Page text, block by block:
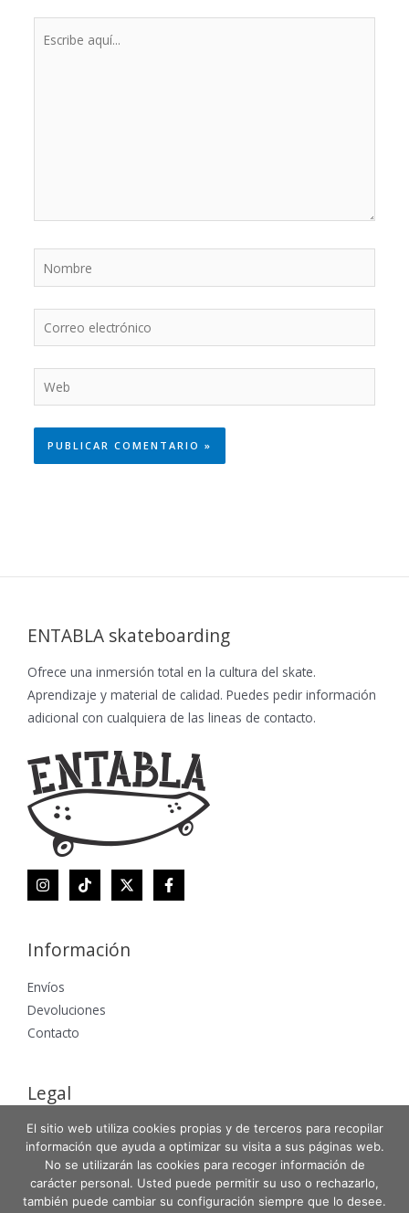
Nombre
electrónico
ENTABLA skateboarding
Ofrece una inmersión total en la cultura del skate.
Aprendizaje y material de calidad. Puedes pedir información
adicional con cualquiera de las lineas de contacto.
Información
Envíos
Devoluciones
Contacto
Legal
Aviso Legal
Política de Privacidad
Política de Cookies
El sitio web utiliza cookies propias y de terceros para recopilar
información que ayuda a optimizar su visita a sus páginas web.
No se utilizarán las cookies para recoger información de
carácter personal. Usted puede permitir su uso o rechazarlo,
también puede cambiar su configuración siempre que lo desee.